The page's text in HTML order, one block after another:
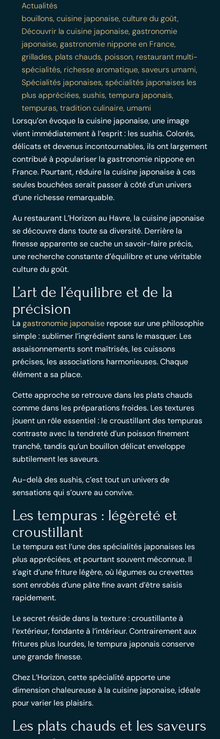
Actualités
bouillons, cuisine japonaise, culture du goût,
Découvrir la cuisine japonaise, gastronomie
japonaise, gastronomie nippone en France,
grillades, plats chauds, poisson, restaurant multi-
spécialités, richesse aromatique, saveurs umami,
Spécialités japonaises, spécialités japonaises les
plus appréciées, sushis, tempura japonais,
tempuras, tradition culinaire, umami
Lorsqu’on évoque la cuisine japonaise, une image
vient immédiatement à l’esprit : les sushis. Colorés,
délicats et devenus incontournables, ils ont largement
contribué à populariser la gastronomie nippone en
France. Pourtant, réduire la cuisine japonaise à ces
seules bouchées serait passer à côté d’un univers
d’une richesse remarquable.
Au restaurant L’Horizon au Havre, la cuisine japonaise
se découvre dans toute sa diversité. Derrière la
finesse apparente se cache un savoir-faire précis,
une recherche constante d’équilibre et une véritable
culture du goût.
L’art de l’équilibre et de la
précision
La gastronomie japonaise repose sur une philosophie
simple : sublimer l’ingrédient sans le masquer. Les
assaisonnements sont maîtrisés, les cuissons
précises, les associations harmonieuses. Chaque
élément a sa place.
Cette approche se retrouve dans les plats chauds
comme dans les préparations froides. Les textures
jouent un rôle essentiel : le croustillant destempuras
contraste avec la tendreté d’un poissonfinement
tranché, tandis qu’un bouillon délicat enveloppe
subtilement les saveurs.
Au-delà dessushis, c’est tout un univers de
sensations qui s’ouvre au convive.
Les tempuras : légèreté et
croustillant
Le tempura est l’une desspécialités japonaises les
plus appréciées, et pourtant souvent méconnue. Il
s’agit d’une friture légère, où légumes ou crevettes
sont enrobés d’une pâte fine avant d’être saisis
rapidement.
Le secret réside dans la texture : croustillante à
l’extérieur, fondante à l’intérieur. Contrairement aux
fritures plus lourdes, letempura japonaisconserve
une grande finesse.
Chez L’Horizon, cette spécialité apporte une
dimension chaleureuse à la cuisine japonaise, idéale
pour varier les plaisirs.
Les plats chauds et les saveurs